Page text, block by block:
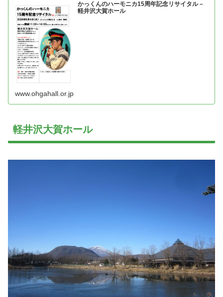
かっくんのハーモニカ15周年記念リサイタル –
軽井沢大賀ホール
www.ohgahall.or.jp
軽井沢大賀ホール